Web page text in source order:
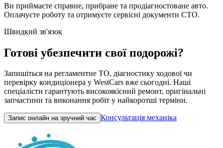
Ви приймаєте справне, прибране та продіагностоване авто.
Оплачуєте роботу та отримуєте сервісні документи СТО.
Швидкий зв'язок
Готові убезпечити свої подорожі?
Запишіться на регламентне ТО, діагностику ходової чи
перевірку кондиціонера у WestCars вже сьогодні. Наші
спеціалісти гарантують високоякісний ремонт, оригінальні
запчастини та виконання робіт у найкоротші терміни.
Запис онлайн на зручний час Консультація механіка